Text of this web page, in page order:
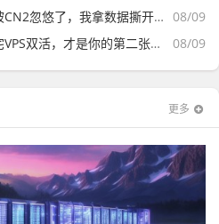
08/09
忽悠了，我拿数据撕开遮羞布
08/09
双活，才是你的第二张身份证
更多